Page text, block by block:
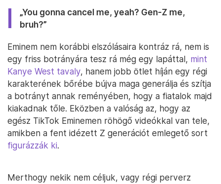
„You gonna cancel me, yeah? Gen-Z me,
bruh?”
Eminem nem korábbi elszólásaira kontráz rá, nem is
egy friss botrányára tesz rá még egy lapáttal, mint
Kanye West tavaly, hanem jobb ötlet híján egy régi
karakterének bőrébe bújva maga generálja és szítja
a botrányt annak reményében, hogy a fiatalok majd
kiakadnak tőle. Eközben a valóság az, hogy az
egész TikTok Eminemen röhögő videókkal van tele,
amikben a fent idézett Z generációt emlegető sort
figurázzák ki.
Merthogy nekik nem céljuk, vagy régi perverz